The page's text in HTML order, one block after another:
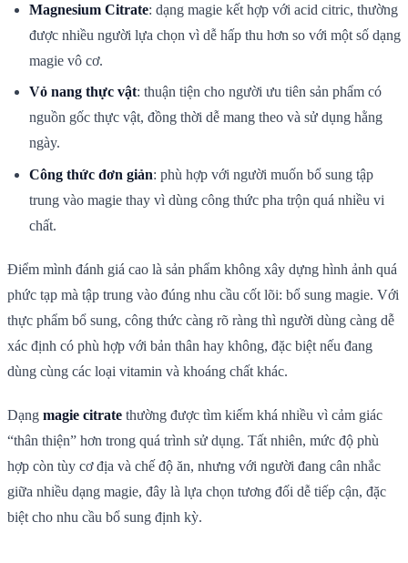
Magnesium Citrate: dạng magie kết hợp với acid citric, thường
được nhiều người lựa chọn vì dễ hấp thu hơn so với một số dạng
magie vô cơ.
Vỏ nang thực vật: thuận tiện cho người ưu tiên sản phẩm có
nguồn gốc thực vật, đồng thời dễ mang theo và sử dụng hằng
ngày.
Công thức đơn giản: phù hợp với người muốn bổ sung tập
trung vào magie thay vì dùng công thức pha trộn quá nhiều vi
chất.
Điểm mình đánh giá cao là sản phẩm không xây dựng hình ảnh quá
phức tạp mà tập trung vào đúng nhu cầu cốt lõi: bổ sung magie. Với
thực phẩm bổ sung, công thức càng rõ ràng thì người dùng càng dễ
xác định có phù hợp với bản thân hay không, đặc biệt nếu đang
dùng cùng các loại vitamin và khoáng chất khác.
Dạng magie citrate thường được tìm kiếm khá nhiều vì cảm giác
“thân thiện” hơn trong quá trình sử dụng. Tất nhiên, mức độ phù
hợp còn tùy cơ địa và chế độ ăn, nhưng với người đang cân nhắc
giữa nhiều dạng magie, đây là lựa chọn tương đối dễ tiếp cận, đặc
biệt cho nhu cầu bổ sung định kỳ.